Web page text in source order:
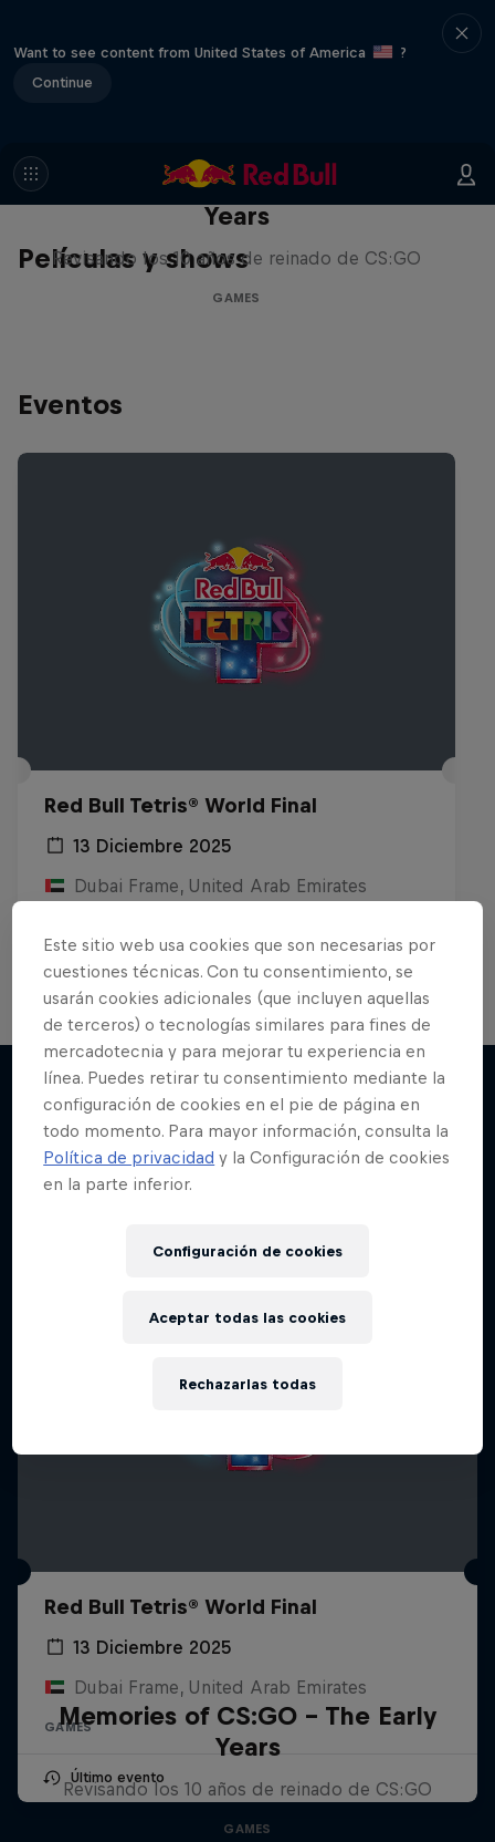
Want to see content from United States of America
?
Continue
Películas y shows
Memories of CS:GO – The Early
Years
Revisando los 10 años de reinado de CS:GO
GAMES
Eventos
Red Bull Tetris® World Final
13 Diciembre 2025
Dubai Frame, United Arab Emirates
Último evento
Más contenidos similares
Part of the Game
Gaming alrededor del mundo en colaboración
con Mastercard
1 Temporada · 5 episodios
Red Bull Tetris® World Final
13 Diciembre 2025
Dubai Frame, United Arab Emirates
GAMES
Último evento
Memories of CS:GO – The Early
Years
Revisando los 10 años de reinado de CS:GO
GAMES
Este sitio web usa cookies que son necesarias por
cuestiones técnicas. Con tu consentimiento, se
usarán cookies adicionales (que incluyen aquellas
de terceros) o tecnologías similares para fines de
mercadotecnia y para mejorar tu experiencia en
línea. Puedes retirar tu consentimiento mediante la
configuración de cookies en el pie de página en
todo momento. Para mayor información, consulta la
Política de privacidad y la Configuración de cookies
en la parte inferior.
Configuración de cookies
Rechazarlas todas
Aceptar todas las cookies